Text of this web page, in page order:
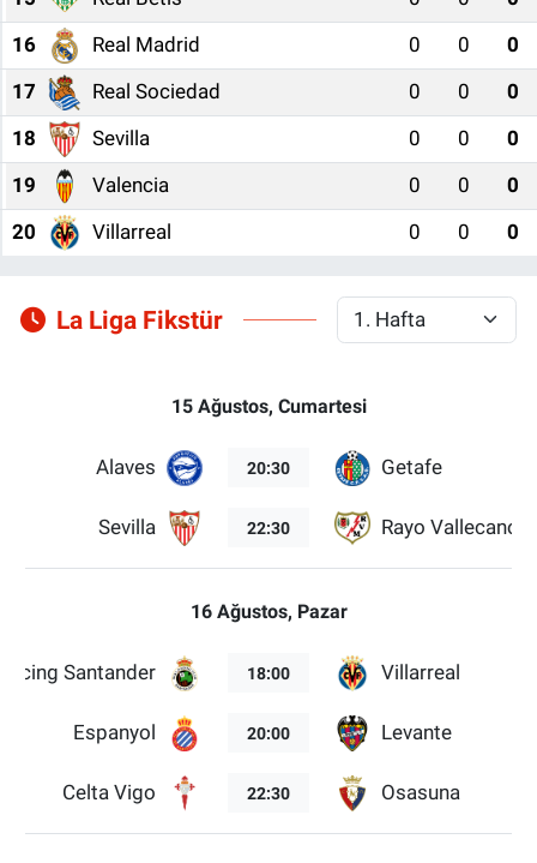
16
Real Madrid 0 0
0
17
Real Sociedad 0 0
0
18
Sevilla 0 0
0
19
Valencia 0 0
0
20
Villarreal 0 0 0
La Liga Fikstür
15 Ağustos, Cumartesi
Alaves 20:30 Getafe
Sevilla 22:30 Rayo Vallecano
16 Ağustos, Pazar
Santander 18:00 Villarreal
Espanyol 20:00 Levante
Celta Vigo 22:30 Osasuna